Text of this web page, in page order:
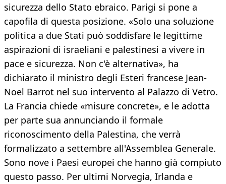
sicurezza dello Stato ebraico. Parigi si pone a
capofila di questa posizione. «Solo una soluzione
politica a due Stati può soddisfare le legittime
aspirazioni di israeliani e palestinesi a vivere in
pace e sicurezza. Non c'è alternativa», ha
dichiarato il ministro degli Esteri francese Jean-
Noel Barrot nel suo intervento al Palazzo di Vetro.
La Francia chiede «misure concrete», e le adotta
per parte sua annunciando il formale
riconoscimento della Palestina, che verrà
formalizzato a settembre all'Assemblea Generale.
Sono nove i Paesi europei che hanno già compiuto
questo passo. Per ultimi Norvegia, Irlanda e